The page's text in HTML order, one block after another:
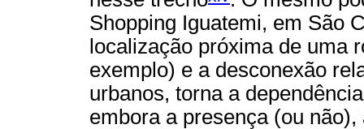
Shopping Iguatemi, em São
localização próxima de uma
exemplo) e a desconexão
urbanos, torna a
embora a presença (ou